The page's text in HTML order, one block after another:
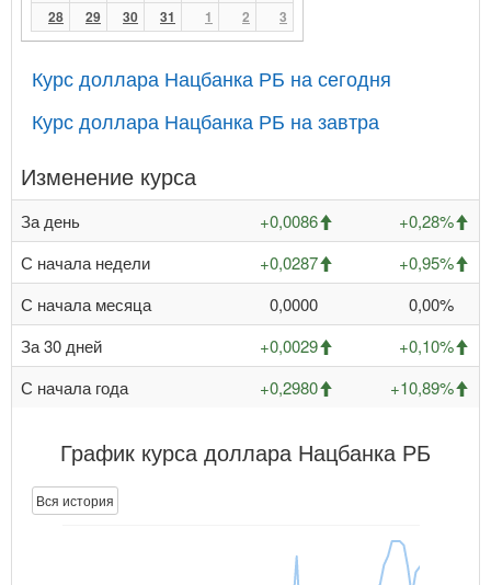
28
29 30 31 1 2 3
Курс доллара Нацбанка РБ на сегодня
Курс доллара Нацбанка РБ на завтра
Изменение курса
За день +0,0086
+0,28%
С начала недели
+0,0287
+0,95%
С начала месяца
0,0000
0,00%
За 30 дней
+0,0029
+0,10%
С начала года
+0,2980 +10,89%
График курса доллара Нацбанка РБ
Вся история